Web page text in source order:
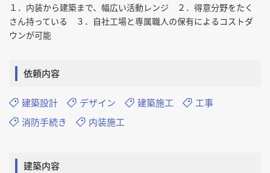
１．内装から建築まで、幅広い活動レンジ ２．得意分野をたく
さん持っている ３．自社工場と専属職人の保有によるコストダ
ウンが可能
依頼内容
建築設計 デザイン 建築施工
工事
消防手続き
内装施工
建築内容